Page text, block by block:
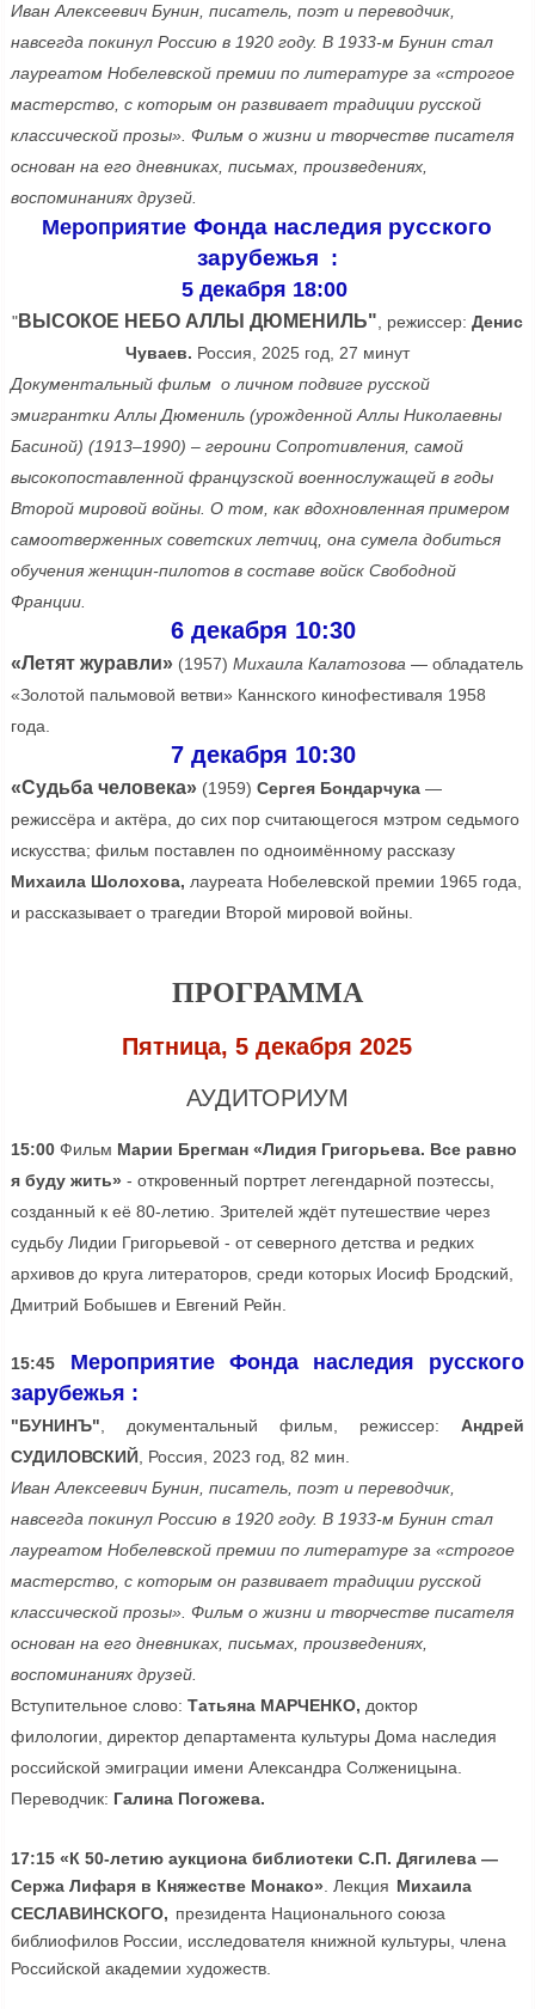
Иван Алексеевич Бунин, писатель, поэт и переводчик,
навсегда покинул Россию в 1920 году. В 1933-м Бунин стал
лауреатом Нобелевской премии по литературе за «строгое
мастерство, с которым он развивает традиции русской
классической прозы». Фильм о жизни и творчестве писателя
основан на его дневниках, письмах, произведениях,
воспоминаниях друзей.
Мероприятие Фонда наследия русского
зарубежья :
5 декабря 18:00
"ВЫСОКОЕ НЕБО АЛЛЫ ДЮМЕНИЛЬ", режиссер: Денис
Чуваев. Россия, 2025 год, 27 минут
Документальный фильм о личном подвиге русской
эмигрантки Аллы Дюмениль (урожденной Аллы Николаевны
Басиной) (1913–1990) – героини Сопротивления, самой
высокопоставленной французской военнослужащей в годы
Второй мировой войны. О том, как вдохновленная примером
самоотверженных советских летчиц, она сумела добиться
обучения женщин-пилотов в составе войск Свободной
Франции.
6 декабря 10:30
«Летят журавли»(1957) Михаила Калатозова— обладатель
«Золотой пальмовой ветви» Каннского кинофестиваля 1958
года.
7 декабря 10:30
«Судьба человека»(1959) Сергея Бондарчука—
режиссёра и актёра, до сих пор считающегося мэтром седьмого
искусства; фильм поставлен по одноимённому рассказу
Михаила Шолохова, лауреата Нобелевской премии 1965 года,
и рассказывает о трагедии Второй мировой войны.
ПРОГРАММА
Пятница, 5 декабря 2025
АУДИТОРИУМ
15:00Фильм Марии Брегман «Лидия Григорьева. Все равно
я буду жить» - откровенный портрет легендарной поэтессы,
созданный к её 80-летию. Зрителей ждёт путешествие через
судьбу Лидии Григорьевой - от северного детства и редких
архивов до круга литераторов, среди которых Иосиф Бродский,
Дмитрий Бобышев и Евгений Рейн.
15:45
Мероприятие Фонда наследия русского
зарубежья :
"БУНИНЪ" , документальный фильм, режиссер:Андрей
СУДИЛОВСКИЙ , Россия, 2023 год, 82 мин.
Иван Алексеевич Бунин, писатель, поэт и переводчик,
навсегда покинул Россию в 1920 году. В 1933-м Бунин стал
лауреатом Нобелевской премии по литературе за «строгое
мастерство, с которым он развивает традиции русской
классической прозы». Фильм о жизни и творчестве писателя
основан на его дневниках, письмах, произведениях,
воспоминаниях друзей.
Вступительное слово: Татьяна МАРЧЕНКО, доктор
филологии, директор департамента культуры Дома наследия
российской эмиграции имени Александра Солженицына.
Переводчик: Галина Погожева.
17:15 «К 50-летию аукциона библиотеки С.П. Дягилева —
Сержа Лифаря в Княжестве Монако» . Лекция Михаила
СЕСЛАВИНСКОГО, президента Национального союза
библиофилов России, исследователя книжной культуры, члена
Российской академии художеств.